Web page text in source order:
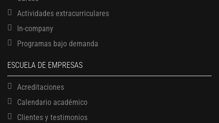
Actividades extracurriculares
In-company
Programas bajo demanda
ESCUELA DE EMPRESAS
Acreditaciones
Calendario académico
Clientes y testimonios